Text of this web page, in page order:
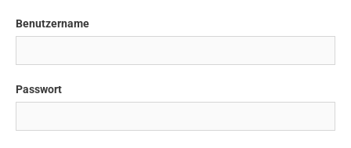
Benutzername
Passwort